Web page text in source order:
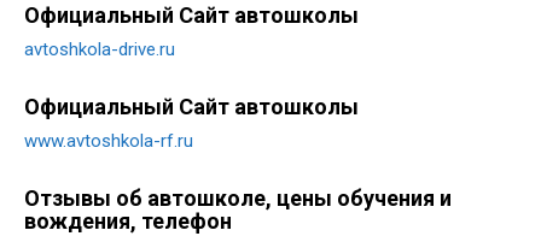
Официальный Сайт автошколы
avtoshkola-drive.ru
Официальный Сайт автошколы
www.avtoshkola-rf.ru
Отзывы об автошколе, цены обучения и
вождения, телефон